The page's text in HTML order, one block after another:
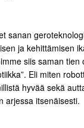
sanan
ja kehittämisen
siis saman tien
Eli miten
hyvää sekä
arjessa itsenäisesti.